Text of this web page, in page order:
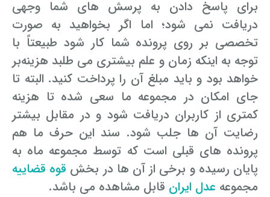
برای پاسخ دادن به پرسش های شما وجهی
دریافت نمی شود؛ اما اگر بخواهید به صورت
تخصصی بر روی پرونده شما کار شود طبیعتاً با
توجه به اینکه زمان و علم بیشتری می طلبد هزینه‌بر
خواهد بود و باید مبلغ آن را پرداخت کنید. البته تا
جای امکان در مجموعه ما سعی شده تا هزینه
کمتری از کاربران دریافت شود و در مقابل بیشتر
رضایت آن ها جلب شود. سند این حرف ما هم
پرونده های قبلی است که توسط مجموعه ماه به
پایان رسیده و برخی از آن ها در بخش قوه قضاییه
مجموعه عدل ایران قابل مشاهده می باشد.